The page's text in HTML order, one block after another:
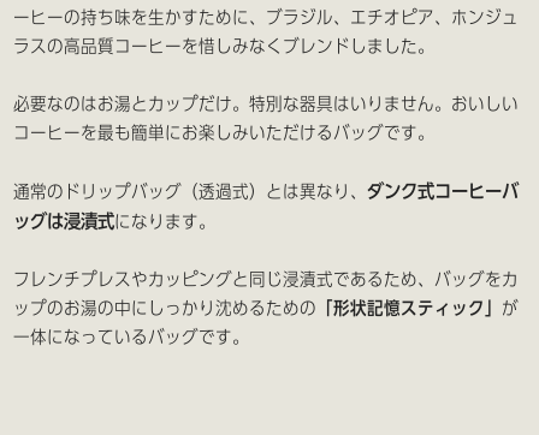
ーヒーの持ち味を生かすために、ブラジル、エチオピア、ホンジュ
ラスの高品質コーヒーを惜しみなくブレンドしました。
必要なのはお湯とカップだけ。特別な器具はいりません。おいしい
コーヒーを最も簡単にお楽しみいただけるバッグです。
通常のドリップバッグ（透過式）とは異なり、ダンク式コーヒーバ
ッグは浸漬式になります。
フレンチプレスやカッピングと同じ浸漬式であるため、バッグをカ
ップのお湯の中にしっかり沈めるための 「形状記憶スティック」 が
一体になっているバッグです。